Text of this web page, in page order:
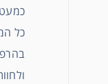
כל